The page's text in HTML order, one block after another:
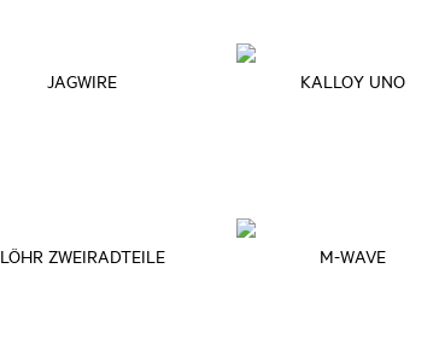
JAGWIRE KALLOY UNO
LÖHR ZWEIRADTEILE M-WAVE